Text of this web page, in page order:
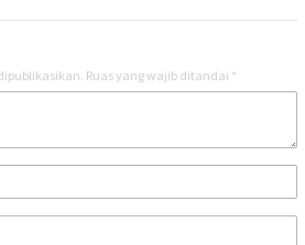
Ruas yang wajib ditandai *